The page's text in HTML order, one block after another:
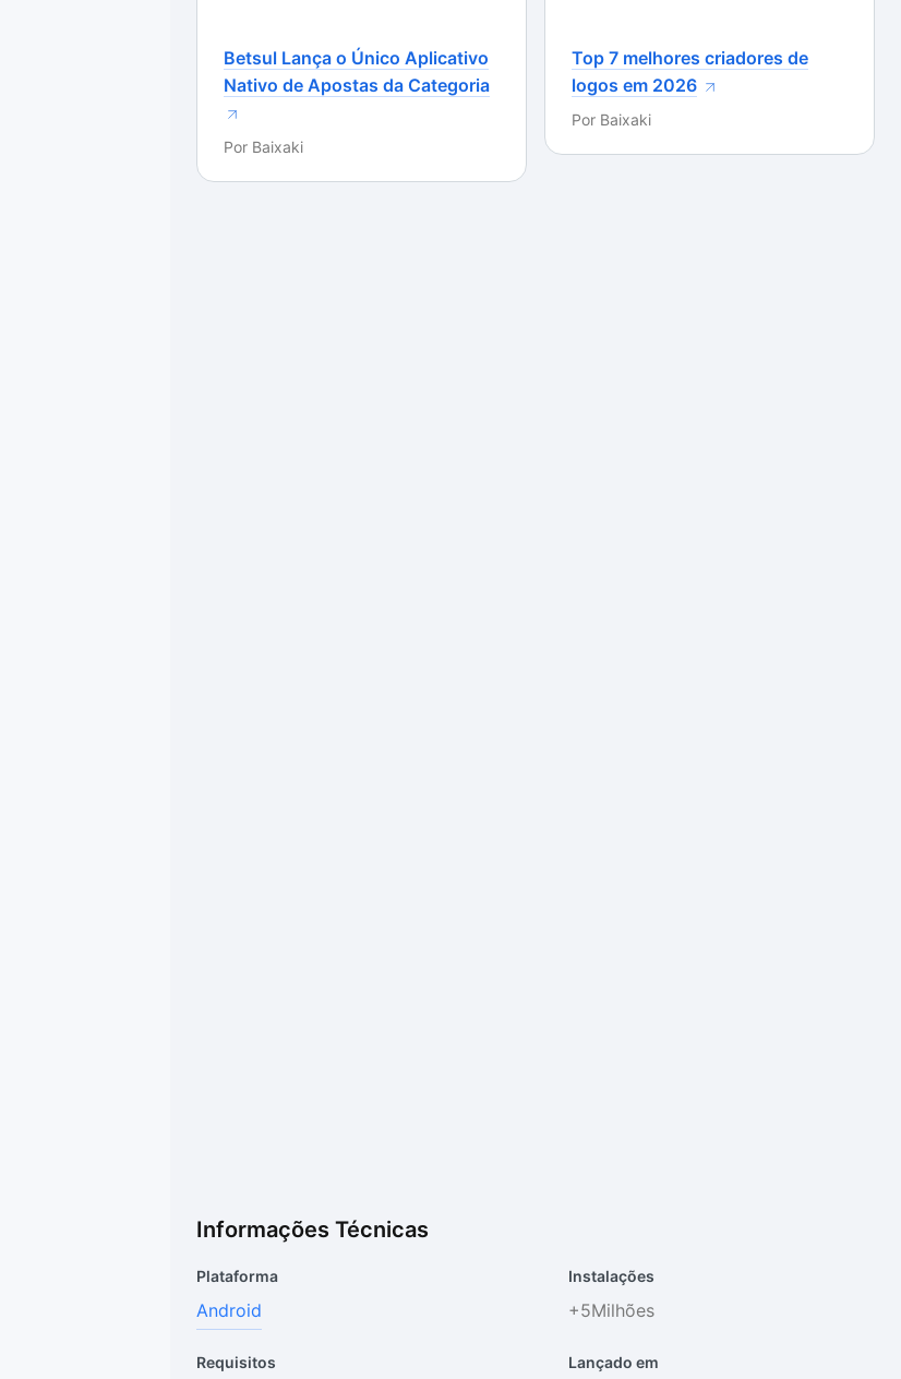
dando de uma até cinco estrelas e se caso quiser, você pode fazer algum comentário.
Betsul Lança o Único Aplicativo
Nativo de Apostas da Categoria
Por Baixaki
Top 7 melhores criadores de
logos em 2026
Por Baixaki
Informações Técnicas
Plataforma
Android
Instalações
+5Milhões
Requisitos Lançado em